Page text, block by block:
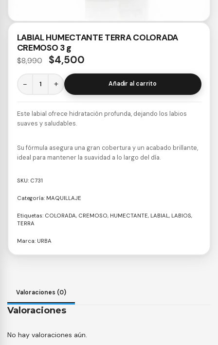
LABIAL HUMECTANTE TERRA COLORADA
CREMOSO 3 g
$8,990 $4,500
− + Añadir al carrito
Este labial ofrece hidratación profunda, dejando los labios
suaves y saludables.
Su fórmula asegura una gran cobertura y un acabado brillante,
ideal para mantener la suavidad a lo largo del día.
SKU: C731
Categoría: MAQUILLAJE
Etiquetas: COLORADA, CREMOSO, HUMECTANTE, LABIAL, LABIOS,
TERRA
Marca: URBA
Valoraciones (0)
Valoraciones
No hay valoraciones aún.